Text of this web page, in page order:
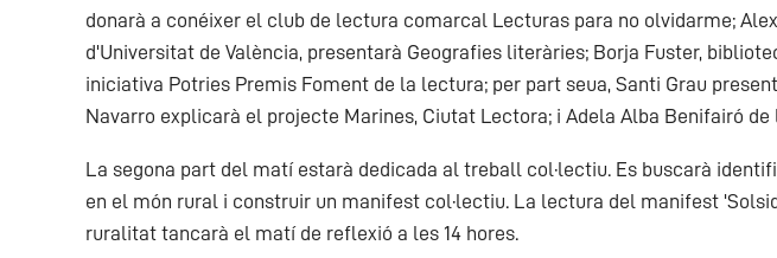
donarà a conéixer el club de lectura comarcal Lecturas para no olvidarme;
d'Universitat de València, presentarà Geografies literàries; Borja Fuster,
iniciativa Potries Premis Foment de la lectura; per part seua, Santi Grau
Navarro explicarà el projecte Marines, Ciutat Lectora; i Adela Alba Benifairó
La segona part del matí estarà dedicada al treball col·lectiu. Es buscarà
en el món rural i construir un manifest col·lectiu. La lectura del manifest
ruralitat tancarà el matí de reflexió a les 14 hores.